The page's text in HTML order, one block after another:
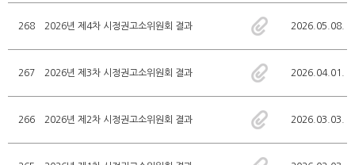
268 2026년 제4차 시정권고소위원회 결과 2026.05.08.
267 2026년 제3차 시정권고소위원회 결과 2026.04.01.
266 2026년 제2차 시정권고소위원회 결과 2026.03.03.